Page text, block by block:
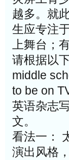
越多。就
生应专注
上舞台；
请根据以
middle
to be on
英语杂志
文。
看法一：
演出风格